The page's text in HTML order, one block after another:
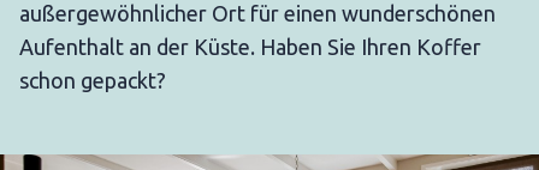
außergewöhnlicher Ort für einen wunderschönen
Aufenthalt an der Küste. Haben Sie Ihren Koffer
schon gepackt?